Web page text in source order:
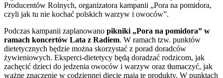
Producentów Rolnych, organizatora kampanii „Pora na pomidora,
czyli jak tu nie kochać polskich warzyw i owoców”.
Podczas kampanii zaplanowano pikniki „Pora na pomidora” w
ramach koncertów Lata z Radiem. W ramach tzw. punktów
dietetycznych będzie można skorzystać z porad doradców
żywieniowych. Eksperci-dietetycy będą doradzać rodzicom, jak
zachęcić dzieci do jedzenia owoców i warzyw oraz tłumaczyć, jak
ważne znaczenie w codziennej diecie mają te produkty. W punktach